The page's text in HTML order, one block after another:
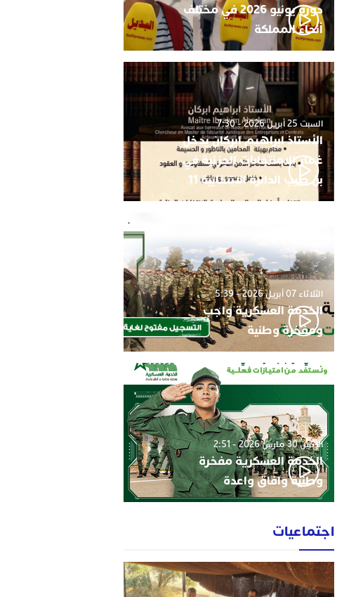
دورة يونيو 2026 في مختلف
أنحاء المملكة
السبت 25 أبريل 2026 - 7:30
الأستاذ ابراهيم ابركان يدخل
غمار الامنتخابات الجزئية في
بن طيب الدائرة الانتخابية 11
الثلاثاء 07 أبريل 2026 - 5:39
الخدمة العسكرية واجب
ومفخرة وطنية
الإثنين 30 مارس 2026 - 2:51
الخدمة العسكرية مفخرة
وطنية وافاق واعدة
اجتماعيات